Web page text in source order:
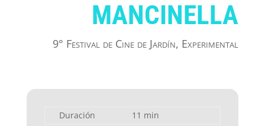
MANCINELLA
9° Festival de Cine de Jardín, Experimental
Duración 11 min